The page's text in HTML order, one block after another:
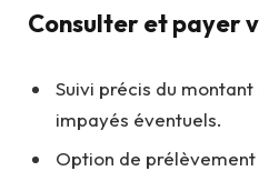
Consulter et payer
Suivi précis du
impayés éventuels.
Option de